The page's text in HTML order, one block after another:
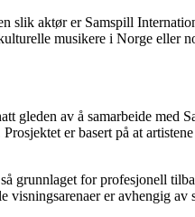
slik aktør er Samspill
musikere i Norge eller
gleden av å samarbeide
er basert på at
grunnlaget for profesjonell
visningsarenaer er avhengig